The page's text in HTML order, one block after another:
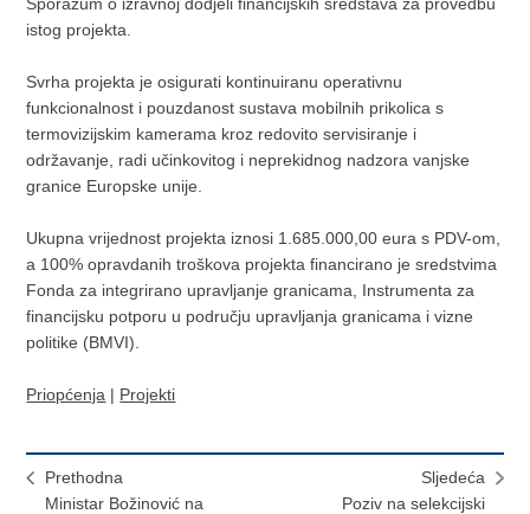
istog projekta.
Svrha projekta je osigurati kontinuiranu operativnu
funkcionalnost i pouzdanost sustava mobilnih prikolica s
termovizijskim kamerama kroz redovito servisiranje i
održavanje, radi učinkovitog i neprekidnog nadzora vanjske
granice Europske unije.
Ukupna vrijednost projekta iznosi 1.685.000,00 eura s PDV-om,
a 100% opravdanih troškova projekta financirano je sredstvima
Fonda za integrirano upravljanje granicama, Instrumenta za
financijsku potporu u području upravljanja granicama i vizne
politike (BMVI).
Priopćenja | Projekti
Prethodna
Ministar Božinović na
Sljedeća
Poziv na selekcijski